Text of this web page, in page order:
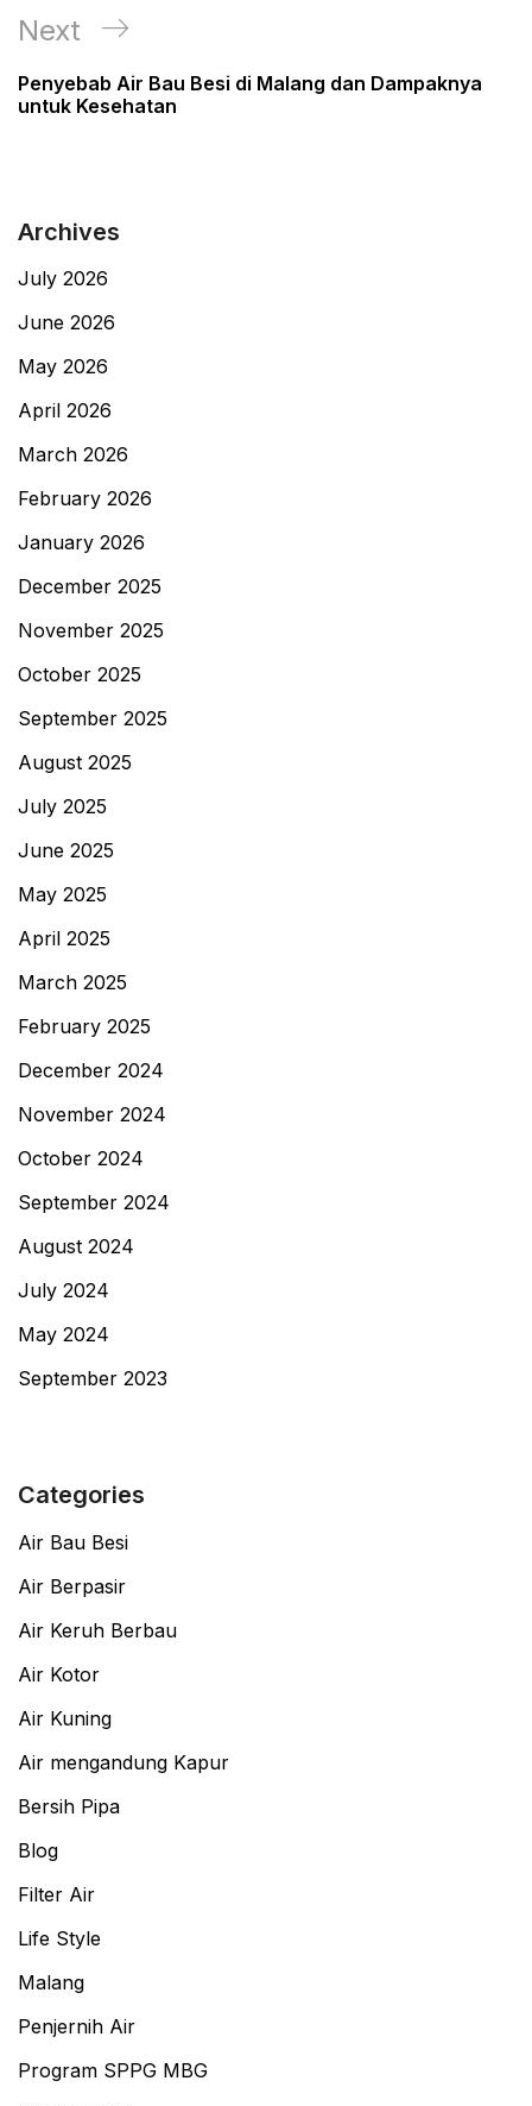
Next
Post
Next
Penyebab Air Bau Besi di Malang dan Dampaknya
untuk Kesehatan
Archives
July 2026
June 2026
May 2026
April 2026
March 2026
February 2026
January 2026
December 2025
November 2025
October 2025
September 2025
August 2025
July 2025
June 2025
May 2025
April 2025
March 2025
February 2025
December 2024
November 2024
October 2024
September 2024
August 2024
July 2024
May 2024
September 2023
Categories
Air Bau Besi
Air Berpasir
Air Keruh Berbau
Air Kotor
Air Kuning
Air mengandung Kapur
Bersih Pipa
Blog
Filter Air
Life Style
Malang
Penjernih Air
Program SPPG MBG